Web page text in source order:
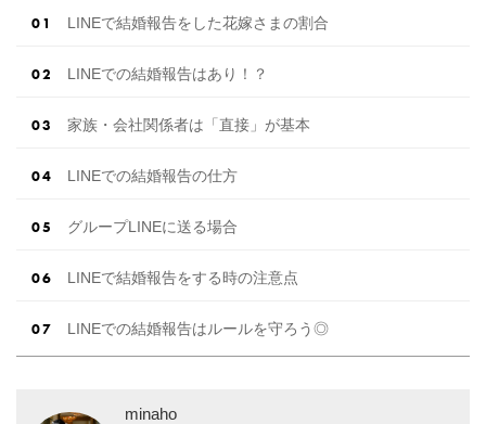
LINEで結婚報告をした花嫁さまの割合
LINEでの結婚報告はあり！？
家族・会社関係者は「直接」が基本
LINEでの結婚報告の仕方
グループLINEに送る場合
LINEで結婚報告をする時の注意点
LINEでの結婚報告はルールを守ろう◎
minaho